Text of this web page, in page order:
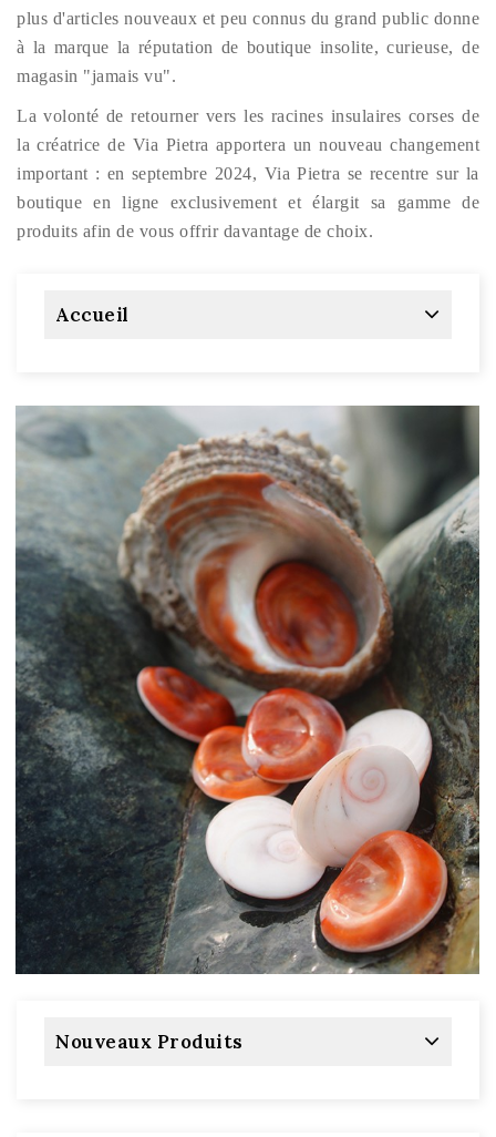
plus d'articles nouveaux et peu connus du grand public donne
à la marque la réputation de boutique insolite, curieuse, de
magasin "jamais vu".
La volonté de retourner vers les racines insulaires corses de
la créatrice de Via Pietra apportera un nouveau changement
important : en septembre 2024, Via Pietra se recentre sur la
boutique en ligne exclusivement et élargit sa gamme de
produits afin de vous offrir davantage de choix.
Accueil
Nouveaux Produits